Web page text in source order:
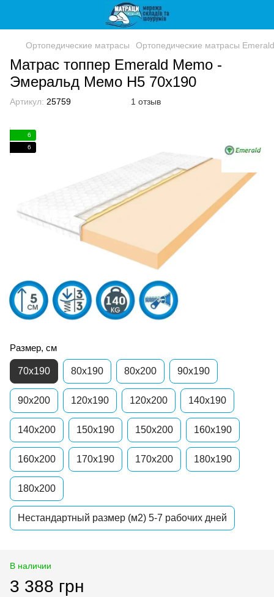
Ортопедические матрасы Ортопедические матрасы Emerald
Матрас топпер Emerald Memo -
Эмеральд Мемо Н5 70x190
Артикул: 25759 1 отзыв
6
6
Размер, см
70x190 80x190 80x200 90x190
90x200 120x190 120x200 140x190
140x200 150x190 150x200 160x190
160x200 170x190 170x200 180x190
180x200
Нестандартный размер (м2) 5-7 рабочих дней
В наличии
3 388 грн